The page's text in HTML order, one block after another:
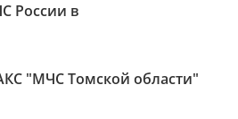
России в
"МЧС Томской области"